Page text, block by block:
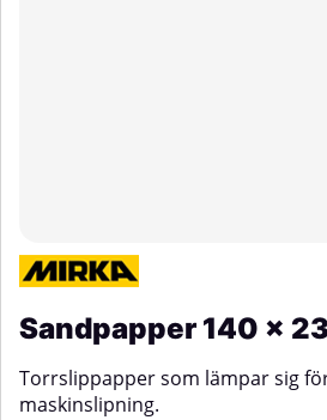
Sandpapper 140 x
Torrslippapper som lämpar sig
maskinslipning.